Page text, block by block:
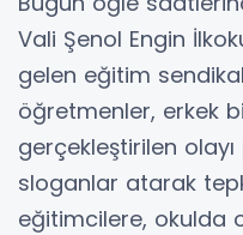
Vali Şenol Engin
gelen eğitim
öğretmenler, erkek
gerçekleştirilen
sloganlar atarak
eğitimcilere, okulda